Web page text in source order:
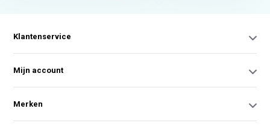
Klantenservice
Mijn account
Merken